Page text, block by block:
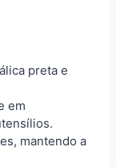
preta e
em
mantendo a